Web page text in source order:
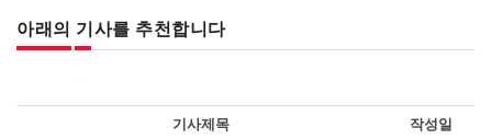
아래의 기사를 추천합니다
기사제목 작성일